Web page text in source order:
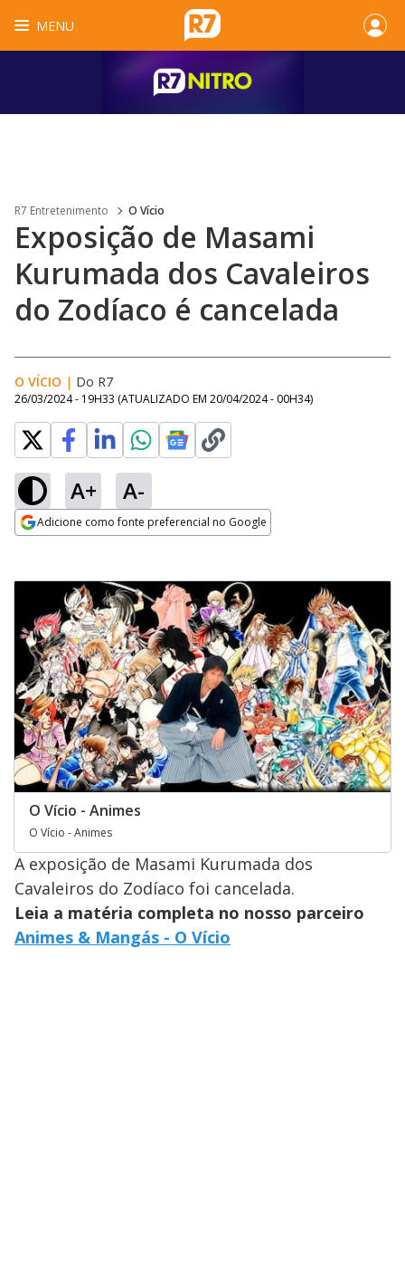
MENU
R7 Entretenimento O Vício
Exposição de Masami
Kurumada dos Cavaleiros
do Zodíaco é cancelada
O VÍCIO | Do R7
26/03/2024 - 19H33 (ATUALIZADO EM 20/04/2024 - 00H34)
A+ A-
Adicione como fonte preferencial no Google
O Vício - Animes
O Vício - Animes
A exposição de Masami Kurumada dos
Cavaleiros do Zodíaco foi cancelada.
Leia a matéria completa no nosso parceiro
Animes & Mangás - O Vício